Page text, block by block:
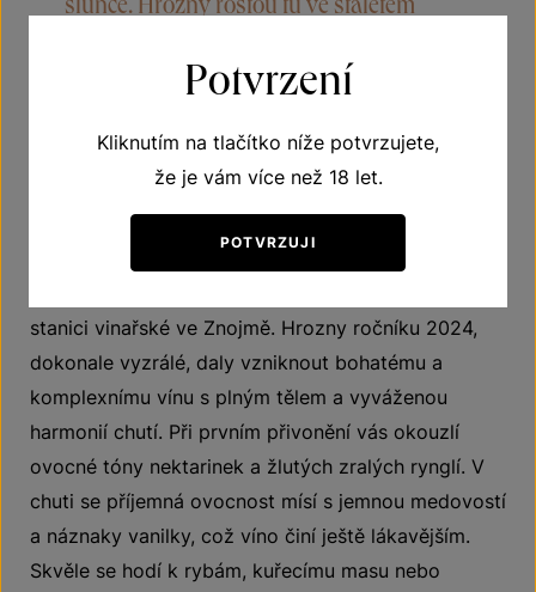
Potěšte své smysly vynikajícím vínem odrůdy
stanici vinařské ve Znojmě. Hrozny ročníku 2024,
dokonale vyzrálé, daly vzniknout bohatému a
komplexnímu vínu s plným tělem a vyváženou
harmonií chutí. Při prvním přivonění vás okouzlí
ovocné tóny nektarinek a žlutých zralých rynglí. V
chuti se příjemná ovocnost mísí s jemnou medovostí
a náznaky vanilky, což víno činí ještě lákavějším.
Skvěle se hodí k rybám, kuřecímu masu nebo
Potvrzení
Kliknutím na tlačítko níže potvrzujete,
že je vám více než 18 let.
POTVRZUJI